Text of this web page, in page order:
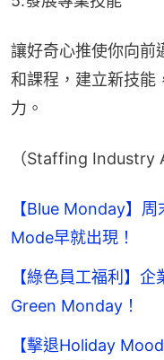
讓好奇心推使你向前
和課程，建立新技能
力。
（Staffing Industry
【Blue Monday】
Mode早就出現！
【綠色員工福利】
Green Monday！
【擊退Holiday